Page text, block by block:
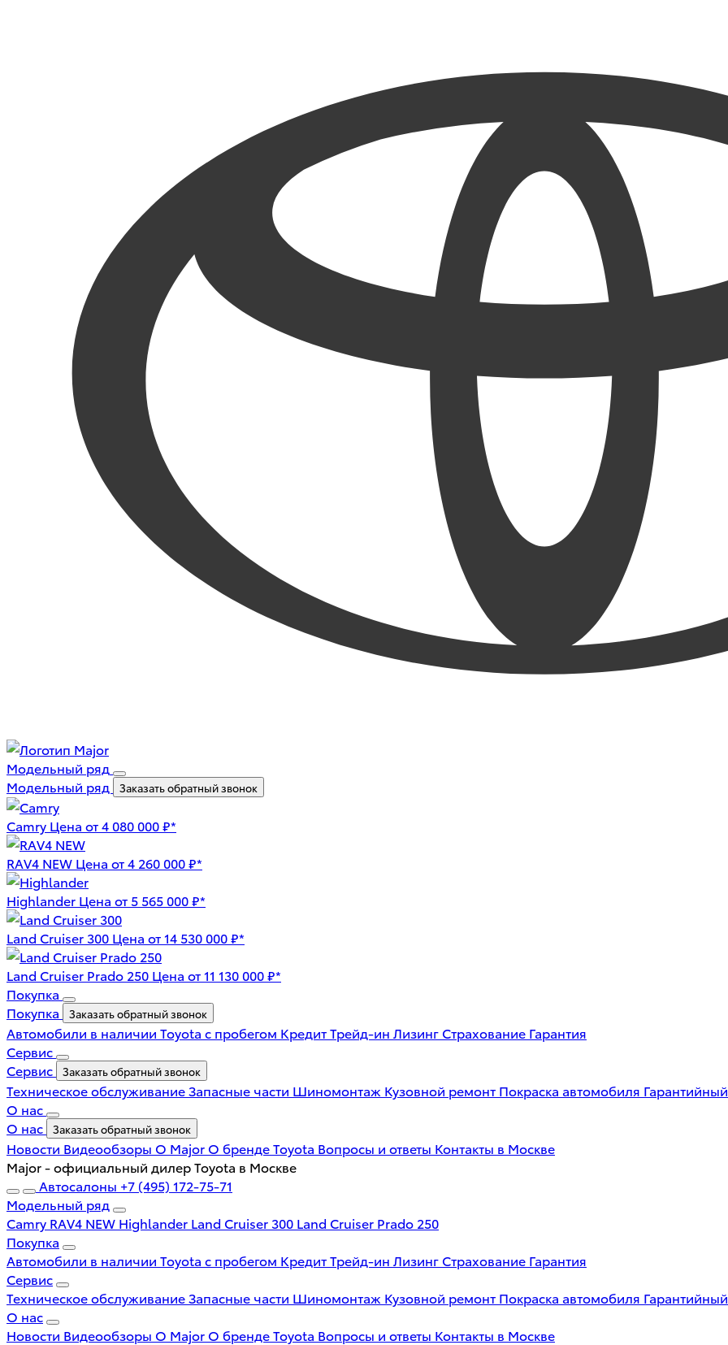
Модельный ряд
Модельный ряд
Заказать обратный звонок
Camry Цена от 4 080 000 ₽*
RAV4 NEW Цена от 4 260 000 ₽*
Highlander Цена от 5 565 000 ₽*
Land Cruiser 300 Цена от 14 530 000 ₽*
Land Cruiser Prado 250 Цена от 11 130 000 ₽*
Покупка
Покупка
Заказать обратный звонок
Автомобили в наличии Toyota с пробегом КредитТрейд-ин Лизинг Страхование Гарантия
Сервис
Сервис
Заказать обратный звонок
Техническое обслуживаниеЗапасные части Шиномонтаж Кузовной ремонт Покраска автомобиля
О нас
О нас
Заказать обратный звонок
Новости Видеообзоры О Major О бренде Toyota Вопросы и ответы Контакты в Москве
Major - официальный дилер Toyota в Москве
Автосалоны +7 (495) 172-75-71
Модельный ряд
Camry RAV4 NEW Highlander Land Cruiser 300 Land Cruiser Prado 250
Покупка
Автомобили в наличии Toyota с пробегом КредитТрейд-ин Лизинг Страхование Гарантия
Сервис
Техническое обслуживаниеЗапасные части Шиномонтаж Кузовной ремонт Покраска автомобиля
О нас
Новости Видеообзоры О Major О бренде Toyota Вопросы и ответы Контакты в Москве